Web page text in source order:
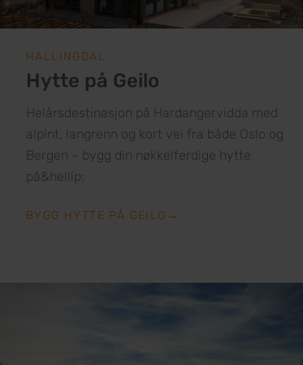
HALLINGDAL
Hytte på Geilo
Helårsdestinasjon på Hardangervidda med
alpint, langrenn og kort vei fra både Oslo og
Bergen – bygg din nøkkelferdige hytte
på&hellip;
BYGG HYTTE PÅ GEILO →